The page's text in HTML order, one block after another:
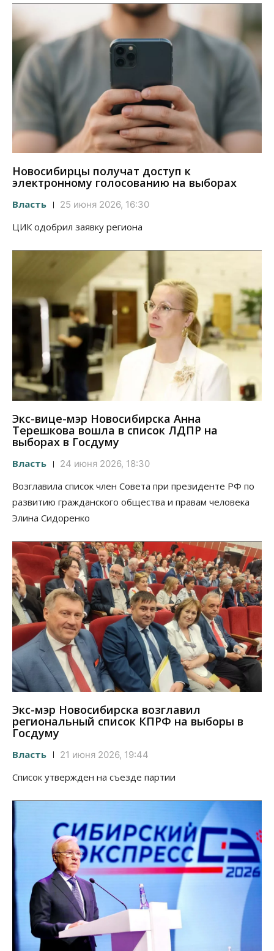
Новосибирцы получат доступ к
электронному голосованию на выборах
Власть 25 июня 2026, 16:30
ЦИК одобрил заявку региона
Экс-вице-мэр Новосибирска Анна
Терешкова вошла в список ЛДПР на
выборах в Госдуму
Власть 24 июня 2026, 18:30
Возглавила список член Совета при президенте РФ по
развитию гражданского общества и правам человека
Элина Сидоренко
Экс-мэр Новосибирска возглавил
региональный список КПРФ на выборы в
Госдуму
Власть 21 июня 2026, 19:44
Список утвержден на съезде партии